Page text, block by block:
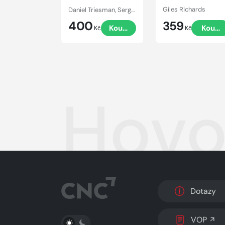
Daniel Triesman, Sergej Gurijev
400 Kč Koupit
Giles Richards
359 Kč Koupit
PŘEPNOUT SVĚTLÝ/TMAVÝ REŽIM
Dotazy
VOP